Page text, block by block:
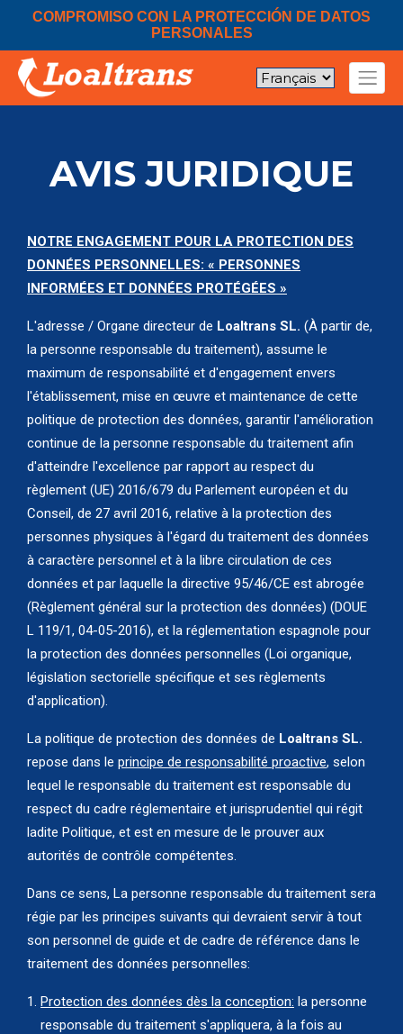
COMPROMISO CON LA PROTECCIÓN DE DATOS
PERSONALES
AVIS JURIDIQUE
NOTRE ENGAGEMENT POUR LA PROTECTION DES
DONNÉES PERSONNELLES: « PERSONNES
INFORMÉES ET DONNÉES PROTÉGÉES »
L'adresse / Organe directeur de Loaltrans SL. (À partir de,
la personne responsable du traitement), assume le
maximum de responsabilité et d'engagement envers
l'établissement, mise en œuvre et maintenance de cette
politique de protection des données, garantir l'amélioration
continue de la personne responsable du traitement afin
d'atteindre l'excellence par rapport au respect du
règlement (UE) 2016/679 du Parlement européen et du
Conseil, de 27 avril 2016, relative à la protection des
personnes physiques à l'égard du traitement des données
à caractère personnel et à la libre circulation de ces
données et par laquelle la directive 95/46/CE est abrogée
(Règlement général sur la protection des données) (DOUE
L 119/1, 04-05-2016), et la réglementation espagnole pour
la protection des données personnelles (Loi organique,
législation sectorielle spécifique et ses règlements
d'application).
La politique de protection des données de Loaltrans SL.
repose dans le principe de responsabilité proactive, selon
lequel le responsable du traitement est responsable du
respect du cadre réglementaire et jurisprudentiel qui régit
ladite Politique, et est en mesure de le prouver aux
autorités de contrôle compétentes.
Dans ce sens, La personne responsable du traitement sera
régie par les principes suivants qui devraient servir à tout
son personnel de guide et de cadre de référence dans le
traitement des données personnelles:
Protection des données dès la conception: la personne
responsable du traitement s'appliquera, à la fois au